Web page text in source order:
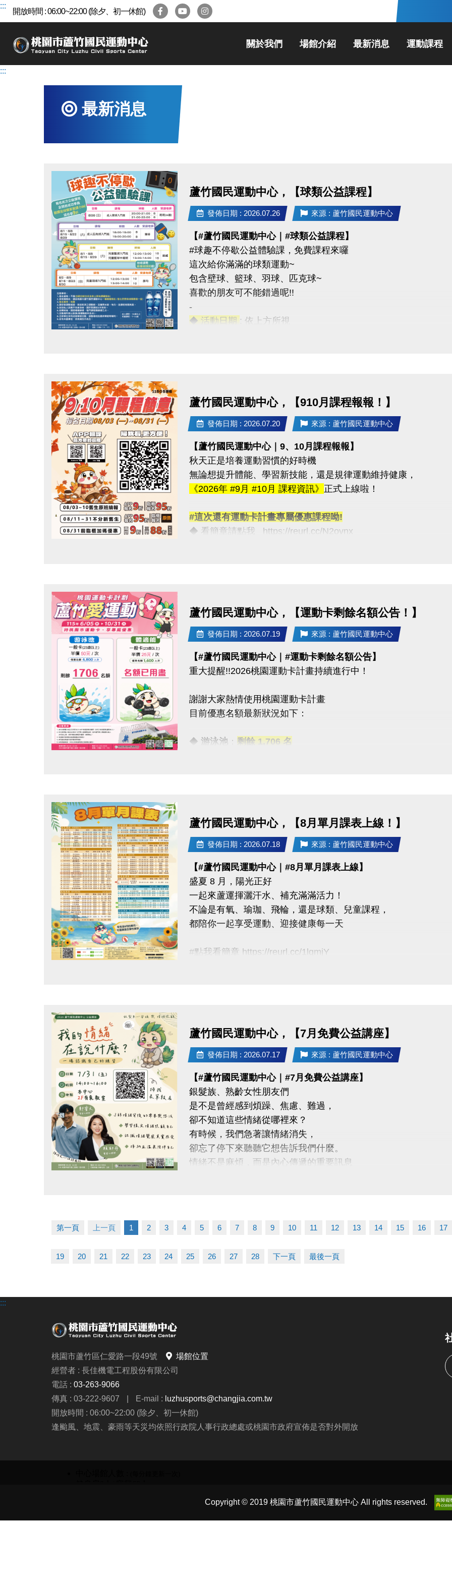
跳
區
:::
開放時間 : 06:00~22:00 (除夕、初一休館)
關於我們 場館介紹 最新消息 運動課程
:::
最新消息
蘆竹國民運動中心，【球類公益課程】
發佈日期 : 2026.07.26 來源 : 蘆竹國民運動中心
【#蘆竹國民運動中心｜#球類公益課程】
#球趣不停歇公益體驗課，免費課程來囉
這次給你滿滿的球類運動~
包含壁球、籃球、羽球、匹克球~
喜歡的朋友可不能錯過呢!!
-
◆ 活動日期: 依上方所視
2. 報名此次公益課程且開班成功學員，報名9-10月期課及球類家
◆ 名額有限，報滿為止(報名不限大小朋友~)
連絡資訊
-洽詢專線：03-2639066 #115
-官網 : https://www.lzsports.com.tw/zh_TW/news/pageID/1/
-IG : @luzhusports
蘆竹國民運動中心，【910月課程報報！】
發佈日期 : 2026.07.20 來源 : 蘆竹國民運動中心
【蘆竹國民運動中心｜9、10月課程報報】
秋天正是培養運動習慣的好時機
無論想提升體能、學習新技能，還是規律運動維持健康，
《2026年 #9月 #10月 課程資訊》 正式上線啦！
#這次還有運動卡計畫專屬優惠課程呦!
◆ 看簡章請點我 https://reurl.cc/N2ovnx
08/03-08/10 #舊生原班續報
使用APP享9折優惠（部分課程無折扣），臨櫃享95折~
舊生們享有優先報名的期間，千萬別錯過！
【舊生定義】
且開班成功，無中途退費之學員
APP報名享95折優惠
同一人報名兩門以上 → 9折優惠
-洽詢專線：03-2639066 #112
-官網 : https://www.lzsports.com.tw/zh_TW/news/pageID/1/
-FB : 桃園市蘆竹國民運動中心
-IG : @luzhusports
蘆竹國民運動中心，【運動卡剩餘名額公告！】
發佈日期 : 2026.07.19 來源 : 蘆竹國民運動中心
【#蘆竹國民運動中心｜#運動卡剩餘名額公告】
重大提醒!!2026桃園運動卡計畫持續進行中！
謝謝大家熱情使用桃園運動卡計畫
目前優惠名額最新狀況如下：
◆ 游泳池 ： 剩餘 1,706 名
連絡資訊
-洽詢專線：03-2639066 #112
-官網 : https://www.lzsports.com.tw/zh_TW/news/pageID/1/
-FB : 桃園市蘆竹國民運動中心
-IG : @luzhusports
蘆竹國民運動中心，【8月單月課表上線！】
發佈日期 : 2026.07.18 來源 : 蘆竹國民運動中心
【#蘆竹國民運動中心｜#8月單月課表上線】
盛夏 8 月，陽光正好
一起來蘆運揮灑汗水、補充滿滿活力！
不論是有氧、瑜珈、飛輪，還是球類、兒童課程，
都陪你一起享受運動、迎接健康每一天
#點我看簡章 https://reurl.cc/1lgmjY
▶ 上課請穿著運動服裝，並攜帶毛巾、水。
▶ 有氧、瑜珈、飛輪需年滿15歲；懸吊、空瑜需年滿18歲。
▶ 若因人數不足無法開班，將於開課前通知，並請持原信用卡、
連絡資訊
-洽詢專線：03-2639066 #112
-官網 : https://www.lzsports.com.tw/zh_TW/news/pageID/1/
-FB : 桃園市蘆竹國民運動中心
-IG : @luzhusports
蘆竹國民運動中心，【7月免費公益講座】
發佈日期 : 2026.07.17 來源 : 蘆竹國民運動中心
【#蘆竹國民運動中心｜#7月免費公益講座】
銀髮族、熟齡女性朋友們
是不是曾經感到煩躁、焦慮、難過，
卻不知道這些情緒從哪裡來？
有時候，我們急著讓情緒消失，
卻忘了停下來聽聽它想告訴我們什麼。
情緒不是麻煩，而是內心傳遞的重要訊息
【本次講座主題】
#帶你一起：
【#活動時間】下午 14:00-16:00
【#洽詢專線】03-2639066 #106
-
公益免費講座・限額30位
第一頁 上一頁 1 2 3 4 5 6 7 8 9 10 11 12 13 14 15 16 17
19 20 21 22 23 24 25 26 27 28 下一頁 最後一頁
:::
桃園市蘆竹區仁愛路一段49號
場館位置
經營者 : 長佳機電工程股份有限公司
電話 : 03-263-9066
傳真 : 03-222-9607
E-mail : luzhusports@changjia.com.tw
開放時間 : 06:00~22:00 (除夕、初一休館)
逢颱風、地震、豪雨等天災均依照行政院人事行政總處或桃園市政府宣佈是否對外開放
Copyright © 2019 桃園市蘆竹國民運動中心 All rights reserved.